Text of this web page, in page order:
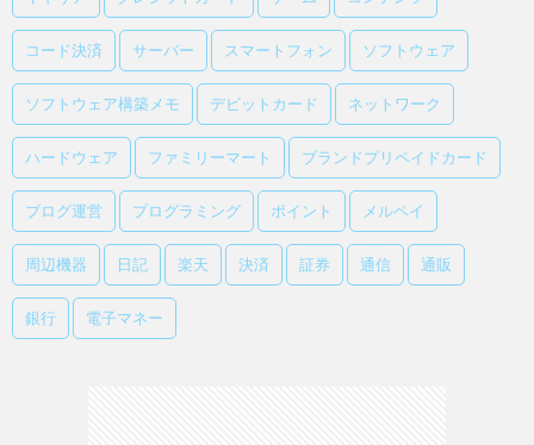
コード決済 サーバー スマートフォン ソフトウェア
ソフトウェア構築メモ デビットカード ネットワーク
ハードウェア ファミリーマート ブランドプリペイドカード
ブログ運営 プログラミング ポイント メルペイ
周辺機器 日記 楽天 決済 証券 通信 通販
銀行 電子マネー